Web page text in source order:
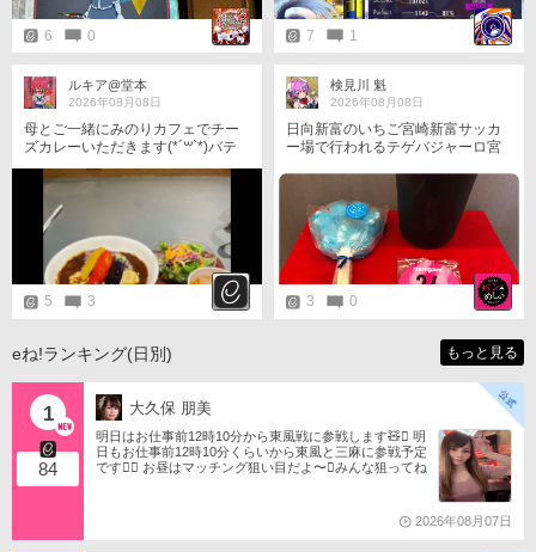
6 0 7 1
ルキア@堂本
2026年08月08日
母とご一緒にみのりカフェでチー
ズカレーいただきます(*´꒳`*)バテ
はスカッとした
5 3
検見川 魁
2026年08月08日
日向新富のいちご宮崎新富サッカ
ー場で行われるテゲバジャーロ宮
グ以前からお世話になった猫の手
形のアイスとイシケンカフェのア
イスコーヒーで腹ごしらえです。
イシケンカフェは今期からLサイズ
のコーヒーが出ましたね、アイス
は今年も相手チームのカラーを食
べていきます。 下の画像で問題文
にはジュビロ磐田と書いてます
に移籍している、おそらく今日の
試合にも出場すると思うので横浜F
C問と見なして乗せることにしま
3 0
eね!ランキング(日別) もっと見る
1
84
大久保 朋美
明日はお仕事前12時10分から東風戦に参戦します🧸󾬏 明
日もお仕事前12時10分くらいから東風と三麻に参戦予定
です󾠔󾭠 お昼はマッチング狙い目だよ〜󾍘みんな狙ってね
2026年08月07日